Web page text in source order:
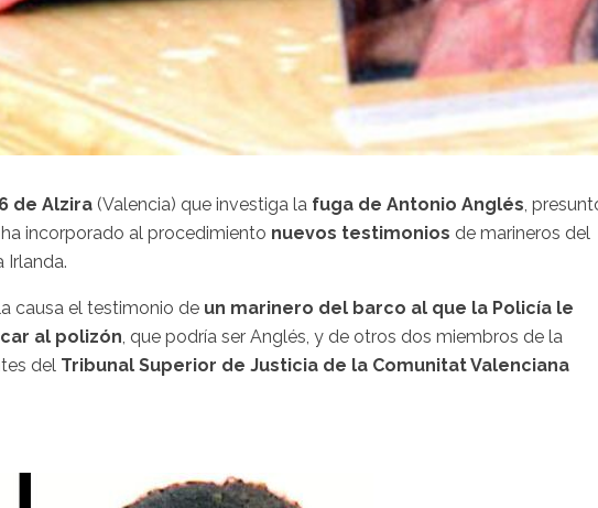
de Alzira (Valencia) que investiga la fuga de Antonio Anglés,
ha incorporado al procedimiento nuevos testimonios de marineros del
Irlanda.
causa el testimonio de un marinero del barco al que la Policía le
al polizón, que podría ser Anglés, y de otros dos miembros de la
del Tribunal Superior de Justicia de la Comunitat Valenciana